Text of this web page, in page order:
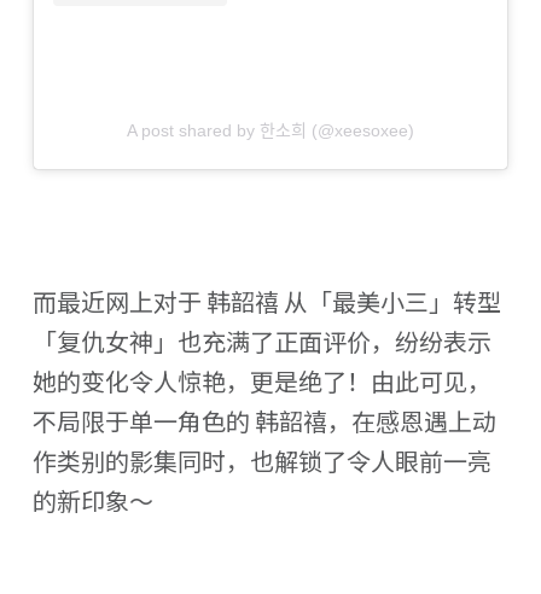
A post shared by 한소희 (@xeesoxee)
而最近网上对于 韩韶禧 从「最美小三」转型
「复仇女神」也充满了正面评价，纷纷表示
她的变化令人惊艳，更是绝了！由此可见，
不局限于单一角色的 韩韶禧，在感恩遇上动
作类别的影集同时，也解锁了令人眼前一亮
的新印象～